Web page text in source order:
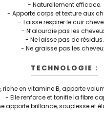
- Naturellement efficace.
- Apporte corps et texture aux
- Laisse respirer le cuir
- N’alourdie pas les
- Ne laisse pas de résidus.
- Ne graisse pas les
TECHNOLOGIE :
riche en vitamine B, apporte
- Elle renforce et tonifie la fibre
apporte brillance, souplesse et